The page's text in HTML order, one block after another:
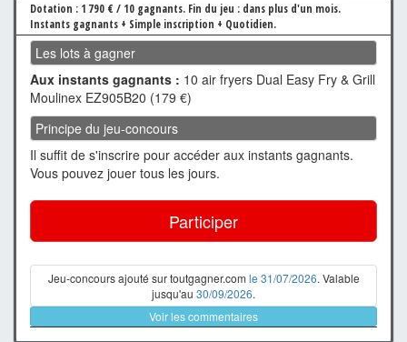
Dotation : 1 790 € / 10 gagnants. Fin du jeu : dans plus d'un mois.
Instants gagnants + Simple inscription + Quotidien.
Les lots à gagner
Aux instants gagnants : 10 air fryers Dual Easy Fry & Grill
Moulinex EZ905B20 (179 €)
Principe du jeu-concours
Il suffit de s'inscrire pour accéder aux instants gagnants.
Vous pouvez jouer tous les jours.
Participer
Jeu-concours ajouté sur toutgagner.com le 31/07/2026. Valable
jusqu'au 30/09/2026.
Voir les commentaires